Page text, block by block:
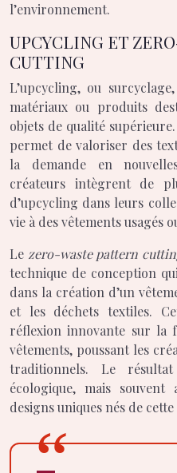
l’environnement.
UPCYCLING ET
CUTTING
L’upcycling, ou
matériaux ou produits
objets de qualité
permet de valoriser des
la demande en
créateurs intègrent de
d’upcycling dans leurs
vie à des vêtements usagés
Le zero-waste pattern
technique de conception
dans la création d’un
et les déchets textiles.
réflexion innovante sur la
vêtements, poussant les
traditionnels. Le
écologique, mais
designs uniques nés de